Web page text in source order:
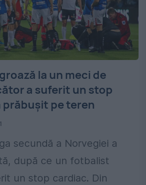
la un meci de
a suferit un stop
prăbușit pe teren
secundă a Norvegiei a
după ce un fotbalist
un stop cardiac. Din